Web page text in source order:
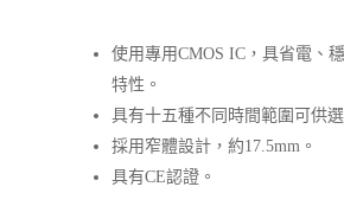
使用專用CMOS IC，具省電、
特性。
具有十五種不同時間範圍可供選
採用窄體設計，約17.5mm。
具有CE認證。